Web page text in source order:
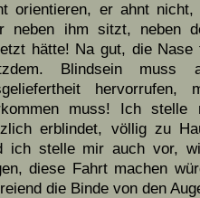
orientieren, er ahnt
neben ihm sitzt, neben
hätte! Na gut, die Nase
Blindsein
muss! Ich
erblindet, völlig zu
ich stelle mir auch vor,
diese Fahrt machen
die Binde von den